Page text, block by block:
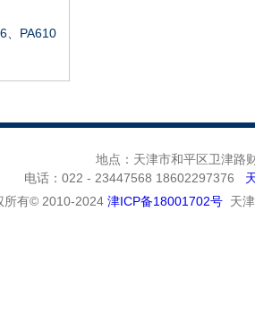
、PA610
地点：天津市和平区卫津
电话：022 - 23447568 18602297376
所有© 2010-2024 津ICP备18001702号 天